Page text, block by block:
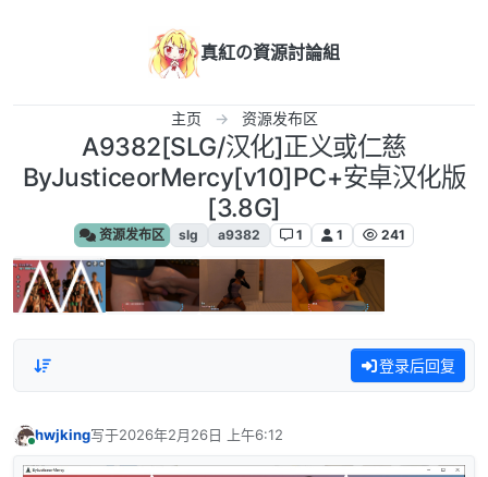
真紅の資源討論組
主页 资源发布区
A9382[SLG/汉化]正义或仁慈
ByJusticeorMercy[v10]PC+安卓汉化版
[3.8G]
资源发布区 slg a9382 1 1 241
登录后回复
hwjking写于2026年2月26日 上午6:12
最后由 编辑